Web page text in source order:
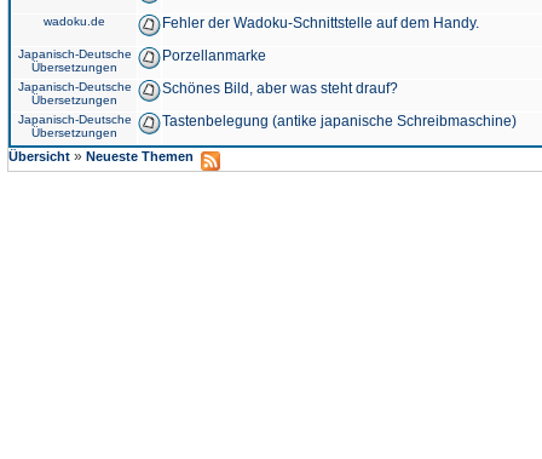
wadoku.de Fehler der Wadoku-Schnittstelle auf dem Handy.
Japanisch-Deutsche
Übersetzungen
Porzellanmarke
Japanisch-Deutsche
Übersetzungen
Schönes Bild, aber was steht drauf?
Japanisch-Deutsche
Übersetzungen
Tastenbelegung (antike japanische Schreibmaschine)
Übersicht » Neueste Themen